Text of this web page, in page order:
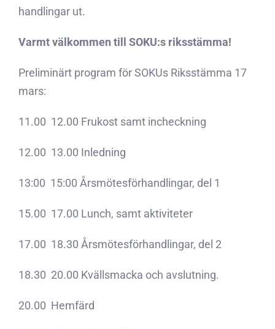
handlingar ut.
Varmt välkommen till SOKU:s riksstämma!
Preliminärt program för SOKUs Riksstämma 17
mars:
11.00  12.00 Frukost samt incheckning
12.00  13.00 Inledning
13:00  15:00 Årsmötesförhandlingar, del 1
15.00  17.00 Lunch, samt aktiviteter
17.00  18.30 Årsmötesförhandlingar, del 2
18.30  20.00 Kvällsmacka och avslutning.
20.00  Hemfärd